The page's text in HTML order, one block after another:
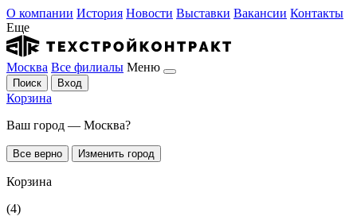
О компании История Новости Выставки Вакансии Контакты
Еще
Москва Все филиалы Меню
Поиск Вход
Корзина
Ваш город — Москва?
Все верно Изменить город
Корзина
(4)